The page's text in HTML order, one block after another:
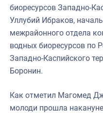
биоресурсов Западно-
Уллубий Ибраков,
межрайонного отдела
водных биоресурсов по
Западно-Каспийского
Боронин.
Как отметил Магомед
молоди прошла